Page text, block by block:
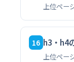
上位ペー
16 h3・h4
上位ペー